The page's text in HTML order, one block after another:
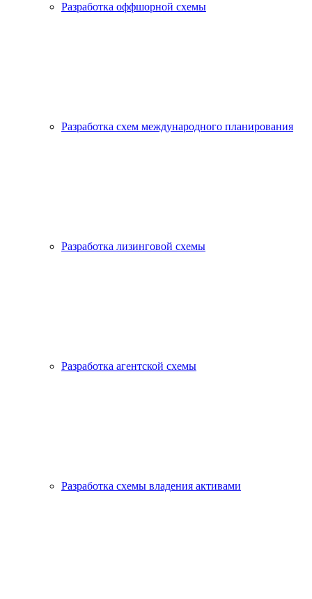
Разработка оффшорной схемы
Разработка схем международного планирования
Разработка лизинговой схемы
Разработка агентской схемы
Разработка схемы владения активами